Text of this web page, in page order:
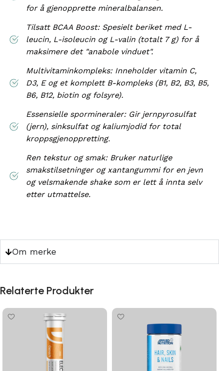
for å gjenopprette mineralbalansen.
Tilsatt BCAA Boost: Spesielt beriket med L-
leucin, L-isoleucin og L-valin (totalt 7 g) for å
maksimere det "anabole vinduet".
Multivitaminkompleks: Inneholder vitamin C,
D3, E og et komplett B-kompleks (B1, B2, B3, B5,
B6, B12, biotin og folsyre).
Essensielle spormineraler: Gir jernpyrosulfat
(jern), sinksulfat og kaliumjodid for total
kroppsgjenoppretting.
Ren tekstur og smak: Bruker naturlige
smakstilsetninger og xantangummi for en jevn
og velsmakende shake som er lett å innta selv
etter utmattelse.
Om merke
Relaterte Produkter